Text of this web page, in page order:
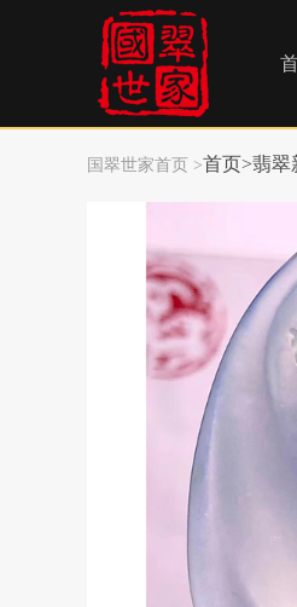
国翠世家首页 >首页>翡翠